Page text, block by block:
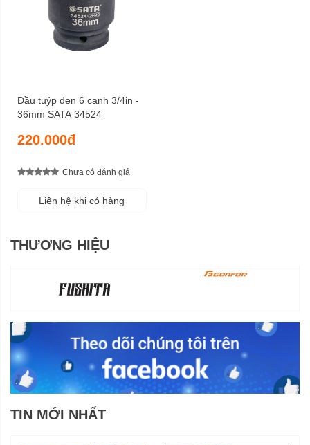
Đầu tuýp đen 6 cạnh 3/4in -
36mm SATA 34524
220.000đ
Chưa có đánh giá
Liên hệ khi có hàng
THƯƠNG HIỆU
TIN MỚI NHẤT